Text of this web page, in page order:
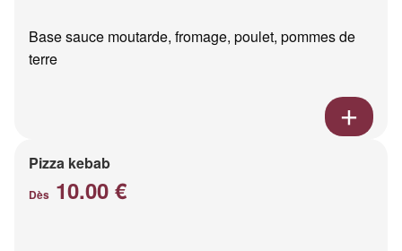
Base sauce moutarde, fromage, poulet, pommes de
terre
Pizza kebab
Dès 10.00 €